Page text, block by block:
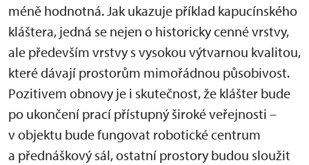
méně hodnotná. Jak ukazuje příklad kapucínského
kláštera, jedná se nejen o historicky cenné vrstvy,
ale především vrstvy s vysokou výtvarnou kvalitou,
které dávají prostorům mimořádnou působivost.
Pozitivem obnovy je i skutečnost, že klášter bude
po ukončení prací přístupný široké veřejnosti –
v objektu bude fungovat robotické centrum
a přednáškový sál, ostatní prostory budou sloužit